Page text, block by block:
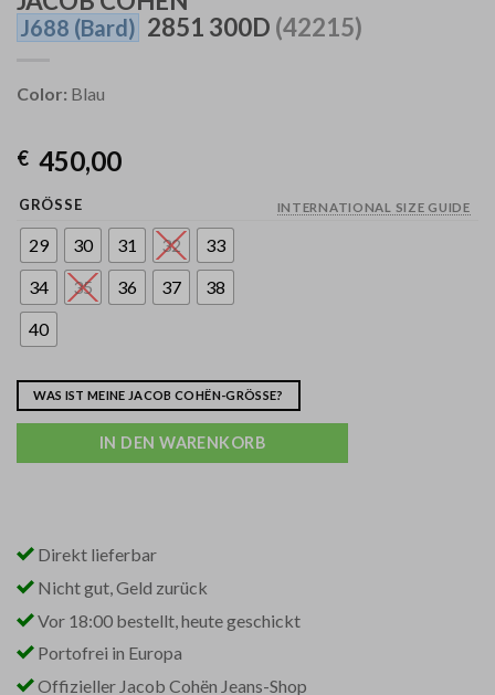
J688 (Bard) 2851 300D (42215)
Color: Blau
€ 450,00
INTERNATIONAL SIZE GUIDE
GRÖSSE
29 30 31 32
33
34
35 36 37
38
40
WAS IST MEINE JACOB COHËN-GRÖSSE?
IN DEN WARENKORB
Direkt lieferbar
Nicht gut, Geld zurück
Vor 18:00 bestellt, heute geschickt
Portofrei in Europa
Offizieller Jacob Cohën Jeans-Shop